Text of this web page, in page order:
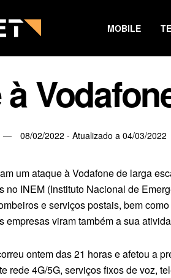
MOBILE
08/02/2022 - Atualizado a 04/03/2022
um ataque à Vodafone de larga
no INEM (Instituto Nacional de
e serviços postais, bem
empresas viram também a sua
ontem das 21 horas e afetou a
rede 4G/5G, serviços fixos de voz,